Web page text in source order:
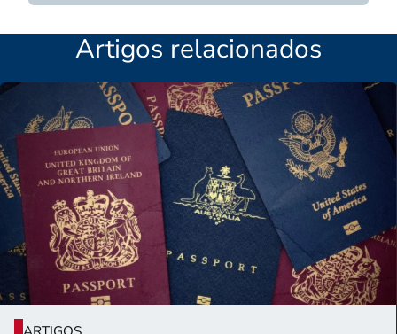
Artigos relacionados